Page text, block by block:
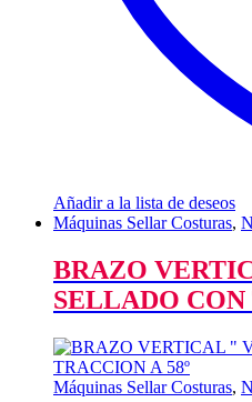
Añadir a la lista de deseos
Máquinas Sellar Costuras,
BRAZO
SELLADO CON
Máquinas Sellar Costuras,